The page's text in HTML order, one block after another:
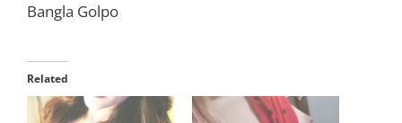
Bangla Golpo
Related